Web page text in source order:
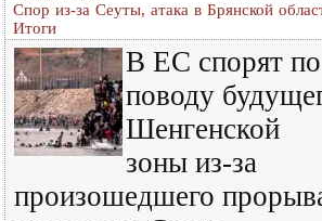
Спор из-за Сеуты, атака в Брянской
Итоги
В ЕС спорят по
поводу
Шенгенской
зоны из-за
произошедшего